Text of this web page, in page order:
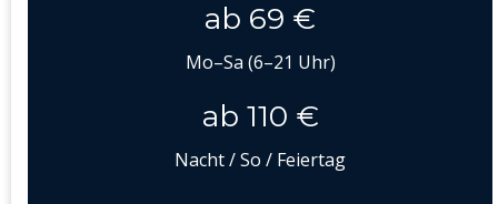
ab 69 €
Mo–Sa (6–21 Uhr)
ab 110 €
Nacht / So / Feiertag